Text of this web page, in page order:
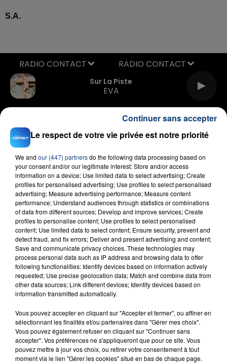
S.A.
Sur La Piste
EVA
RADIO CONTACT
FIL D'ACTU
23 juillet 2026
INCENDIE MORTEL À LENS : UNE FEMME ET
Un homme s'est immolé par le feu après avoir
aspergé sa compagne et leur bébé de trois mois
d'un liquide inflammable.
Le respect de votre vie privée est notre priorité
We and our (447) partnersdo the following data processing based on
your consent and/or our legitimate interest: Store and/or access
information on a device; Use limited data to select advertising; Create
profiles for personalised advertising; Use profiles to select personalised
advertising; Measure advertising performance; Measure content
performance; Understand audiences through statistics or combinations
of data from different sources; Develop and improve services; Create
profiles to personalise content; Use profiles to select personalised
content; Use limited data to select content; Ensure security, prevent and
detect fraud, and fix errors; Deliver and present advertising and content;
Save and communicate privacy choices. These technologies may
process personal data such as IP address and browsing data to offer
following functionalities: Identify devices based on information actively
requested; Use precise geolocation data; Match and combine data from
other data sources; Link different devices; Identify devices based on
information transmitted automatically.
Vous pouvez accepter en cliquant sur "Accepter et fermer", ou affiner en
sélectionnant les finalités et/ou partenaires dans "Gérer mes choix".
Vous pouvez également refuser en cliquant sur "Continuer sans
accepter". Vos préférences ne s'appliqueront que pour ce site. Vous
pouvez mettre à jour vos choix, ou retirer votre consentement à tout
moment via le lien "Gérer les cookies" situé en bas de chaque page.
Continuer sans accepter